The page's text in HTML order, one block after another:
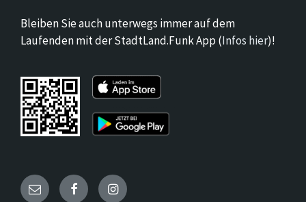
Bleiben Sie auch unterwegs immer auf dem
Laufenden mit der StadtLand.Funk App (Infos hier)!
Email FacebookInstagram